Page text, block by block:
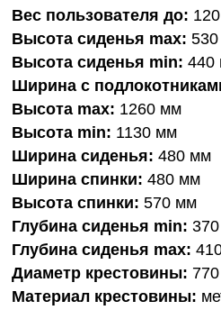
Вес пользователя до: 120
Высота сиденья max:
Высота сиденья min: 440
Ширина с
Высота max: 1260 мм
Высота min: 1130 мм
Ширина сиденья: 480 мм
Ширина спинки: 480 мм
Высота спинки: 570 мм
Глубина сиденья min:
Глубина сиденья max:
Диаметр крестовины:
Материал крестовины: